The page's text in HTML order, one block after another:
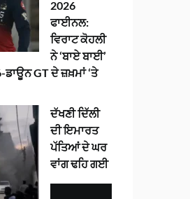
2026
ਫਾਈਨਲ:
ਵਿਰਾਟ ਕੋਹਲੀ
ਨੇ ‘ਬਾਏ ਬਾਈ’
ਡਾਊਨ GT ਦੇ ਜ਼ਖ਼ਮਾਂ ‘ਤੇ
ਦੱਖਣੀ ਦਿੱਲੀ
ਦੀ ਇਮਾਰਤ
ਪੱਤਿਆਂ ਦੇ ਘਰ
ਵਾਂਗ ਢਹਿ ਗਈ